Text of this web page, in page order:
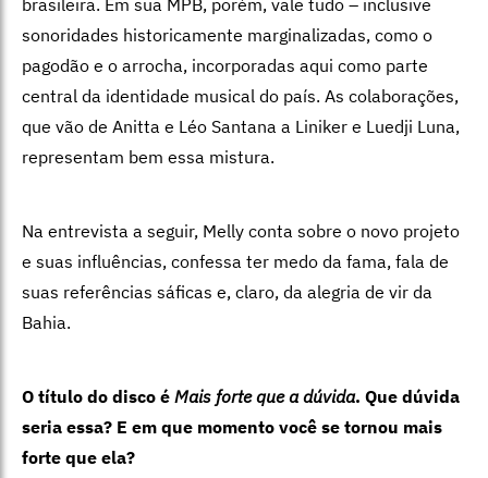
sonoridades historicamente marginalizadas, como o
pagodão e o arrocha, incorporadas aqui como parte
central da identidade musical do país. As colaborações,
que vão de Anitta e Léo Santana a Liniker e Luedji Luna,
representam bem essa mistura.
Na entrevista a seguir, Melly conta sobre o novo projeto
e suas influências, confessa ter medo da fama, fala de
suas referências sáficas e, claro, da alegria de vir da
Bahia.
O título do disco é Mais forte que a dúvida. Que dúvida
seria essa? E em que momento você se tornou mais
forte que ela?